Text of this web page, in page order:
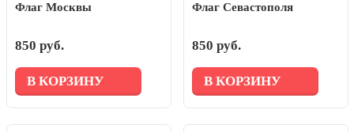
Флаг Москвы
850 руб.
В КОРЗИНУ
Флаг Севастополя
850 руб.
В КОРЗИНУ